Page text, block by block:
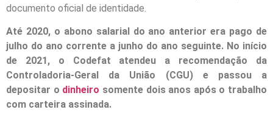
documento oficial de identidade.
Até 2020, o abono salarial do ano anterior era pago de
julho do ano corrente a junho do ano seguinte. No início
de 2021, o Codefat atendeu a recomendação da
Controladoria-Geral da União (CGU) e passou a
depositar o dinheiro somente dois anos após o trabalho
com carteira assinada.